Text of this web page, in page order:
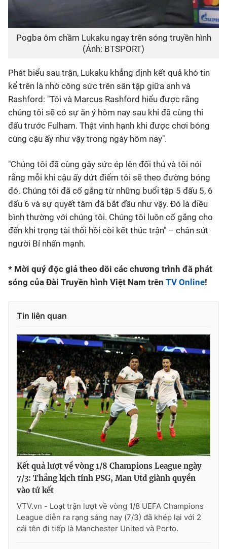
Pogba ôm chầm Lukaku ngay trên sóng truyền hình
(Ảnh: BTSPORT)
Phát biểu sau trận, Lukaku khẳng định kết quả khó tin
kể trên là nhờ công sức trên sân tập giữa anh và
Rashford: "Tôi và Marcus Rashford hiểu được rằng
chúng tôi sẽ có sự ăn ý hôm nay sau khi đã cùng thi
đấu trước Fulham. Thật vinh hạnh khi được chơi bóng
cùng cậu ấy như vậy trong ngày hôm nay".
"Chúng tôi đã cùng gây sức ép lên đối thủ và tôi nói
rằng mỗi khi cậu ấy dứt điểm tôi sẽ theo đường bóng
đó. Chúng tôi đã cố gắng từ những buổi tập 5 đấu 5, 6
đấu 6 và sự quyết tâm đã bắt đầu như vậy. Đó là điều
bình thường với chúng tôi. Chúng tôi luôn cố gắng cho
đến khi trọng tài thổi hồi còi kết thúc trận" – chân sút
người Bỉ nhấn mạnh.
* Mời quý độc giả theo dõi các chương trình đã phát
sóng của Đài Truyền hình Việt Nam trên TV Online!
Tin liên quan
Kết quả lượt về vòng 1/8 Champions League ngày
7/3: Thắng kịch tính PSG, Man Utd giành quyền
vào tứ kết
VTV.vn - Loạt trận lượt về vòng 1/8 UEFA Champions
League diễn ra rạng sáng nay (7/3) đã khép lại với 2
cái tên đi tiếp là Manchester United và Porto.